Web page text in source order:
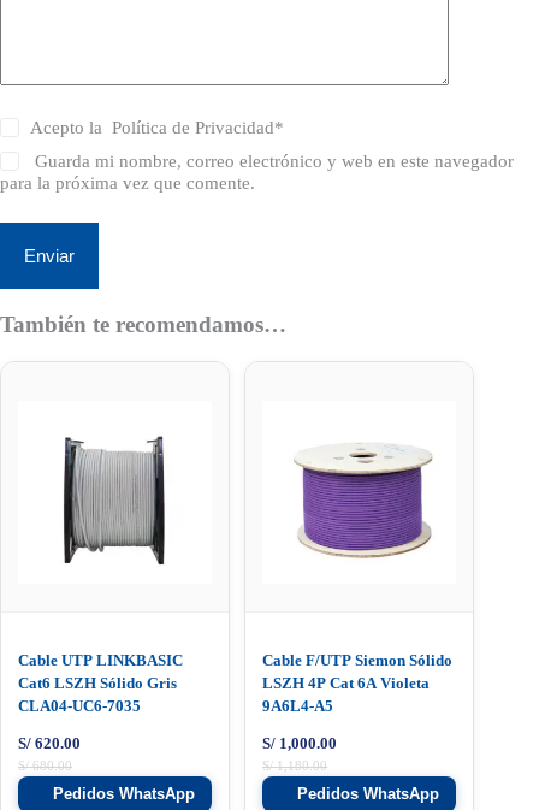
Acepto laPolítica de Privacidad*
Guarda mi nombre, correo electrónico y web en este navegador
para la próxima vez que comente.
Enviar
También te recomendamos…
Cable UTP LINKBASIC
Cat6 LSZH Sólido Gris
CLA04-UC6-7035
S/680.00
S/ 620.00
Pedidos WhatsApp
Cable F/UTP Siemon Sólido
LSZH 4P Cat 6A Violeta
9A6L4-A5
S/1,180.00
S/ 1,000.00
Pedidos WhatsApp